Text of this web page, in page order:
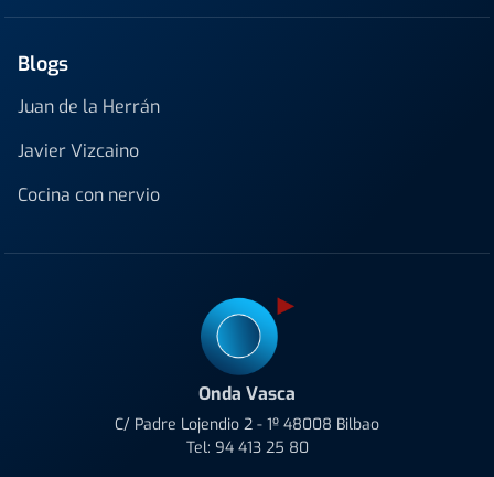
Blogs
Juan de la Herrán
Javier Vizcaino
Cocina con nervio
Onda Vasca
C/ Padre Lojendio 2 - 1º 48008 Bilbao
Tel: 94 413 25 80